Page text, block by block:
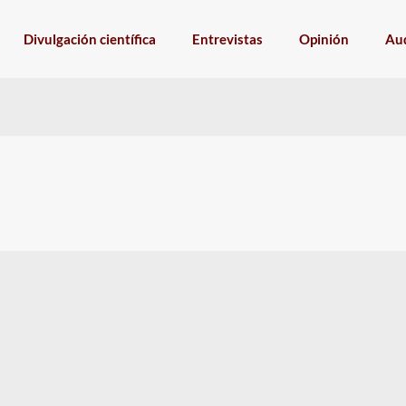
Divulgación científica Entrevistas Opinión